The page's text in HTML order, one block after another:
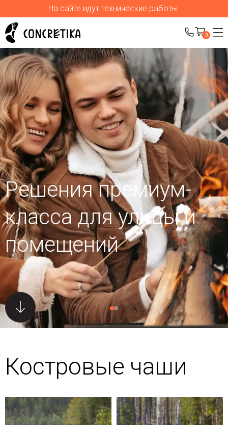
На сайте идут технические работы.
0
Решения премиум-
класса для улицыи
помещений
Костровые чаши